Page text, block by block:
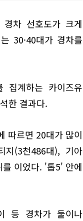
차 선호도가 크게
30·40대가 경차를
집계하는 카이즈유
한 결과다.
따르면 20대가 많이
지(3천486대), 기아
이었다. '톱5' 안에
등 경차가 둘이나